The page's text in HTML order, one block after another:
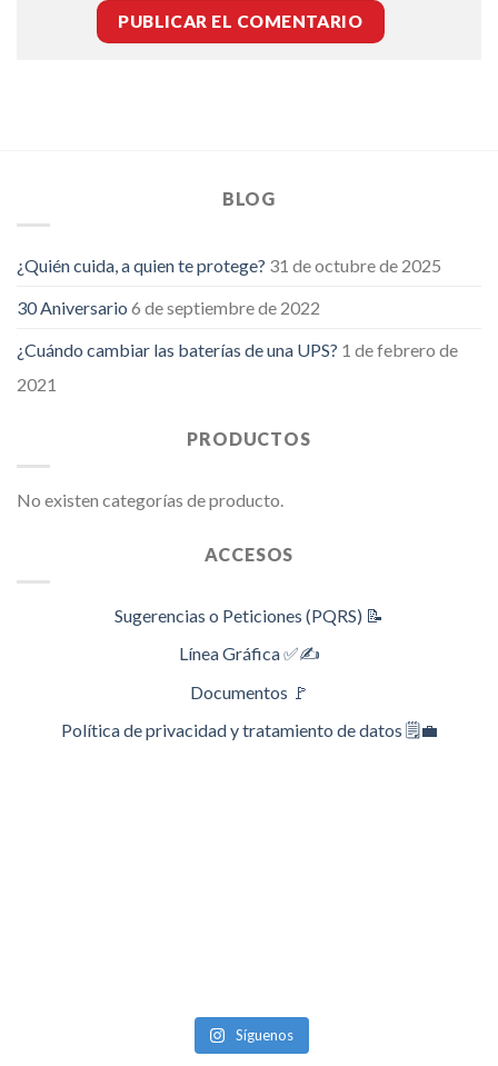
BLOG
¿Quién cuida, a quien te protege? 31 de octubre de 2025
30 Aniversario 6 de septiembre de 2022
¿Cuándo cambiar las baterías de una UPS? 1 de febrero de
2021
PRODUCTOS
No existen categorías de producto.
ACCESOS
Sugerencias o Peticiones (PQRS) 📝
Línea Gráfica ✅✍️
Documentos 🚩
Política de privacidad y tratamiento de datos 🗒️💼
Síguenos